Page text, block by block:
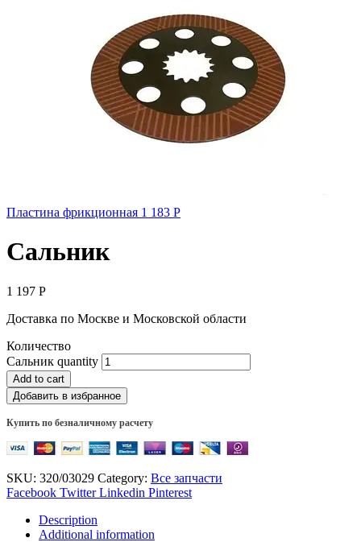
Пластина фрикционная 1 183 Р
Сальник
1 197 Р
Доставка по Москве и Московской области
Количество
Сальник quantity
Add to cart
Добавить в избранное
Купить по безналичному расчету
SKU: 320/03029 Category: Все запчасти
Facebook Twitter Linkedin Pinterest
Description
Additional information